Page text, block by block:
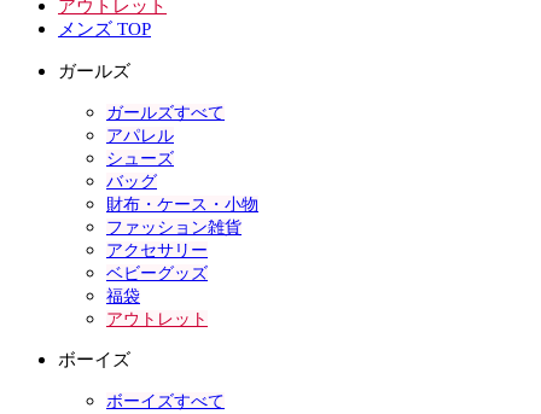
アウトレット
メンズ TOP
ガールズ
ガールズすべて
アパレル
シューズ
バッグ
財布・ケース・小物
ファッション雑貨
アクセサリー
ベビーグッズ
福袋
アウトレット
ボーイズ
ボーイズすべて